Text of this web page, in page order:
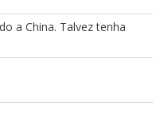
a China. Talvez tenha